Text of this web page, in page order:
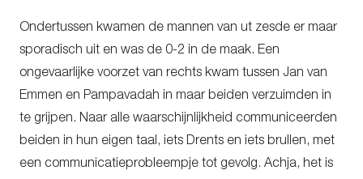
Ondertussen kwamen de mannen van ut zesde er maar
sporadisch uit en was de 0-2 in de maak. Een
ongevaarlijke voorzet van rechts kwam tussen Jan van
Emmen en Pampavadah in maar beiden verzuimden in
te grijpen. Naar alle waarschijnlijkheid communiceerden
beiden in hun eigen taal, iets Drents en iets brullen, met
een communicatieprobleempje tot gevolg. Achja, het is